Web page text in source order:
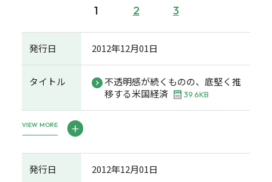
1 2 3
発行日 2012年12月01日
タイトル
不透明感が続くものの、底堅く推
移する米国経済
39.6KB
VIEW MORE
発行日 2012年12月01日